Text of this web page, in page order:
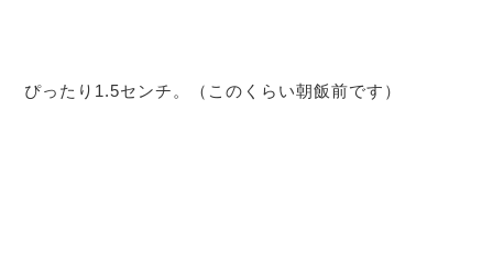
ぴったり1.5センチ。（このくらい朝飯前です）